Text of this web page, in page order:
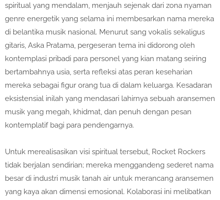
spiritual yang mendalam, menjauh sejenak dari zona nyaman
genre energetik yang selama ini membesarkan nama mereka
di belantika musik nasional. Menurut sang vokalis sekaligus
gitaris, Aska Pratama, pergeseran tema ini didorong oleh
kontemplasi pribadi para personel yang kian matang seiring
bertambahnya usia, serta refleksi atas peran keseharian
mereka sebagai figur orang tua di dalam keluarga. Kesadaran
eksistensial inilah yang mendasari lahirnya sebuah aransemen
musik yang megah, khidmat, dan penuh dengan pesan
kontemplatif bagi para pendengarnya.
Untuk merealisasikan visi spiritual tersebut, Rocket Rockers
tidak berjalan sendirian; mereka menggandeng sederet nama
besar di industri musik tanah air untuk merancang aransemen
yang kaya akan dimensi emosional. Kolaborasi ini melibatkan